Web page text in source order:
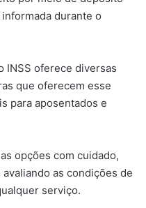
durante o
INSS oferece diversas
que oferecem esse
para aposentados e
opções com cuidado,
as condições de
serviço.